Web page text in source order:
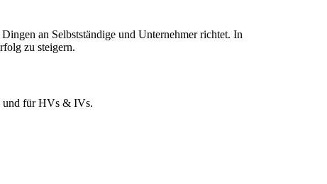
an Selbstständige und Unternehmer richtet. In
zu steigern.
und für HVs & IVs.